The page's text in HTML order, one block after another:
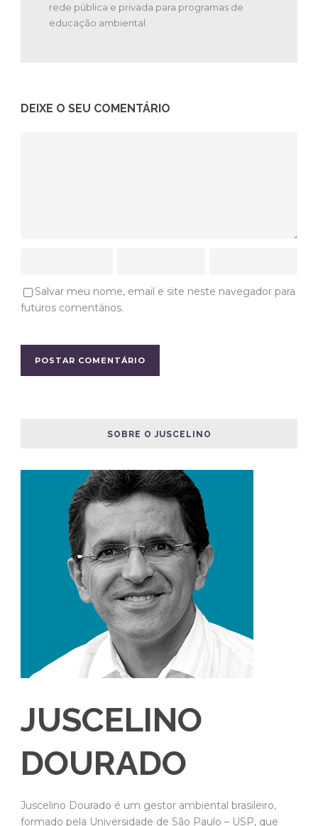
rede pública e privada para programas de
educação ambiental.
DEIXE O SEU COMENTÁRIO
Salvar meu nome, email e site neste navegador para
futuros comentários.
SOBRE O JUSCELINO
JUSCELINO
DOURADO
Juscelino Dourado é um gestor ambiental brasileiro,
formado pela Universidade de São Paulo – USP, que